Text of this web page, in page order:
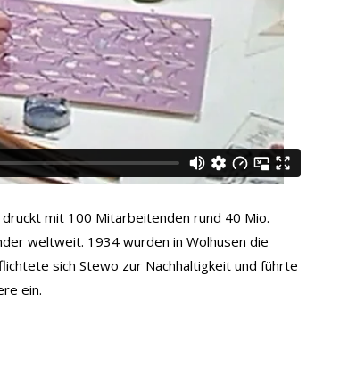
mit 100 Mitarbeitenden rund 40 Mio.
weltweit. 1934 wurden in Wolhusen die
sich Stewo zur Nachhaltigkeit und führte
ein.